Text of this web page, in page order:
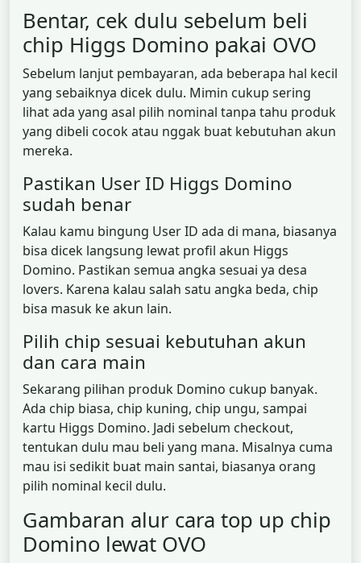
Bentar, cek dulu sebelum beli
chip Higgs Domino pakai OVO
Sebelum lanjut pembayaran, ada beberapa hal kecil
yang sebaiknya dicek dulu. Mimin cukup sering
lihat ada yang asal pilih nominal tanpa tahu produk
yang dibeli cocok atau nggak buat kebutuhan akun
mereka.
Pastikan User ID Higgs Domino
sudah benar
Kalau kamu bingung User ID ada di mana, biasanya
bisa dicek langsung lewat profil akun Higgs
Domino. Pastikan semua angka sesuai ya desa
lovers. Karena kalau salah satu angka beda, chip
bisa masuk ke akun lain.
Pilih chip sesuai kebutuhan akun
dan cara main
Sekarang pilihan produk Domino cukup banyak.
Ada chip biasa, chip kuning, chip ungu, sampai
kartu Higgs Domino. Jadi sebelum checkout,
tentukan dulu mau beli yang mana. Misalnya cuma
mau isi sedikit buat main santai, biasanya orang
pilih nominal kecil dulu.
Gambaran alur cara top up chip
Domino lewat OVO